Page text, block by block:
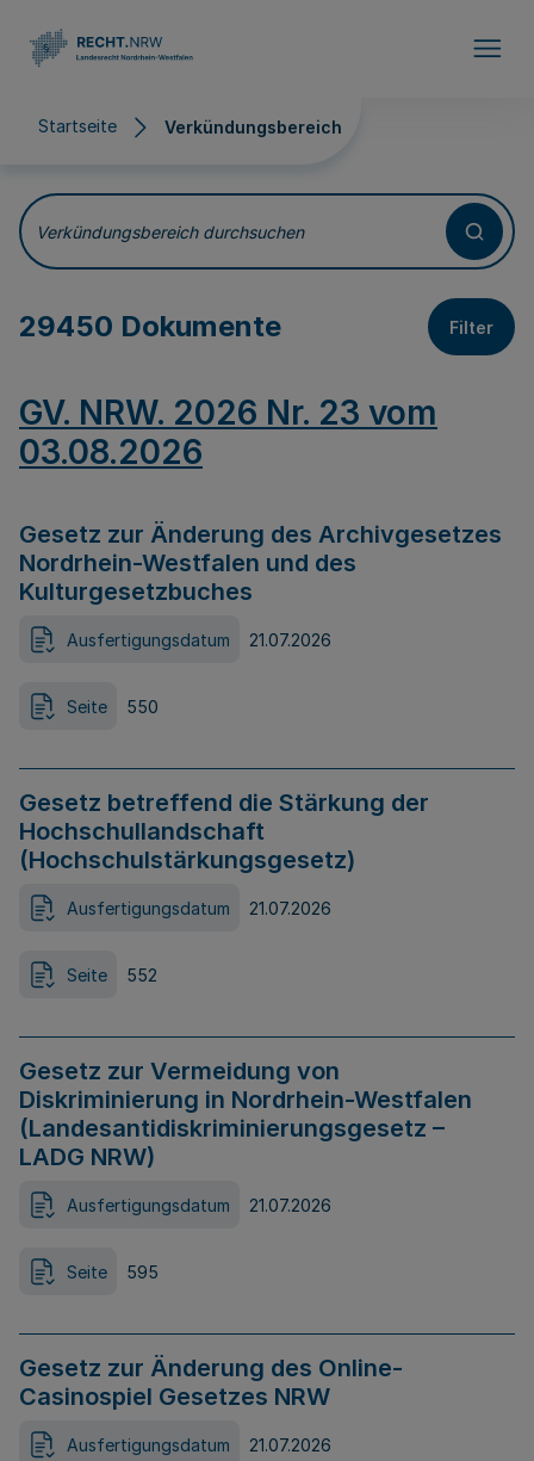
Startseite Verkündungsbereich
Verkündungsbereich
Verkündungsbereich durchsuchen
29450 Dokumente Filter
GV. NRW. 2026 Nr. 23 vom
03.08.2026
Gesetz zur Änderung des Archivgesetzes
Nordrhein-Westfalen und des
Kulturgesetzbuches
Ausfertigungsdatum 21.07.2026
Seite 550
Gesetz betreffend die Stärkung der
Hochschullandschaft
(Hochschulstärkungsgesetz)
Ausfertigungsdatum 21.07.2026
Seite 552
Gesetz zur Vermeidung von
Diskriminierung in Nordrhein-Westfalen
(Landesantidiskriminierungsgesetz –
LADG NRW)
Ausfertigungsdatum 21.07.2026
Seite 595
Gesetz zur Änderung des Online-
Casinospiel Gesetzes NRW
Ausfertigungsdatum 21.07.2026